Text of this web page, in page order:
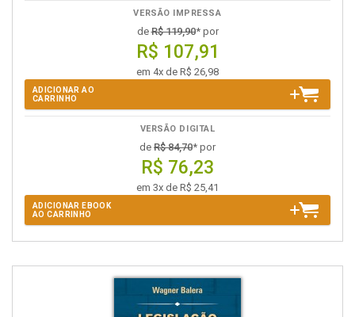
VERSÃO IMPRESSA
deR$ 119,90* por
R$ 107,91
em 4x de R$ 26,98
ADICIONAR AO
CARRINHO
VERSÃO DIGITAL
de R$ 84,70* por
R$ 76,23
em 3x de R$ 25,41
ADICIONAR EBOOK
AO CARRINHO